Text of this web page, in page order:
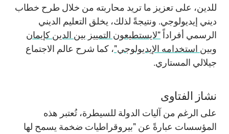
للدين، على تعزيز ما تريد محاربته من خلال طرح خطاب
ديني إيديولوجي. ونتيجةً لذلك، يخلق التعليم الديني
الرسمي أفراداً"لايستطيعون التمييز بين الدين كإيمان
وبين استخدامه الإيديولوجي"، كما شرح عالم الاجتماع
جيلالي المستاري.
نشاز الفتاوى
على الرغم من آليات الدولة للسيطرة، تُعتبر هذه
المؤسسات عبارةً عن "بيروقراطيات ضخمة يسمح لها